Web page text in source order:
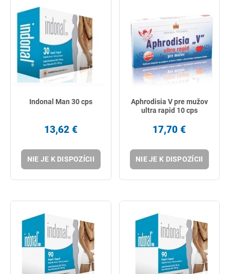
Indonal Man 30 cps
13,62 €
NIE JE K DISPOZÍCII
Aphrodisia V pre mužov
ultra rapid 10 cps
17,70 €
NIE JE K DISPOZÍCII